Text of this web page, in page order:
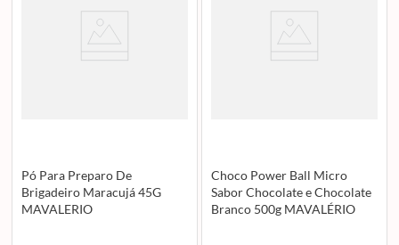
Pó Para Preparo De
Brigadeiro Maracujá 45G
MAVALERIO
Choco Power Ball Micro
Sabor Chocolate e Chocolate
Branco 500g MAVALÉRIO